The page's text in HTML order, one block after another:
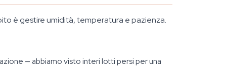
è gestire umidità, temperatura e pazienza.
— abbiamo visto interi lotti persi per una